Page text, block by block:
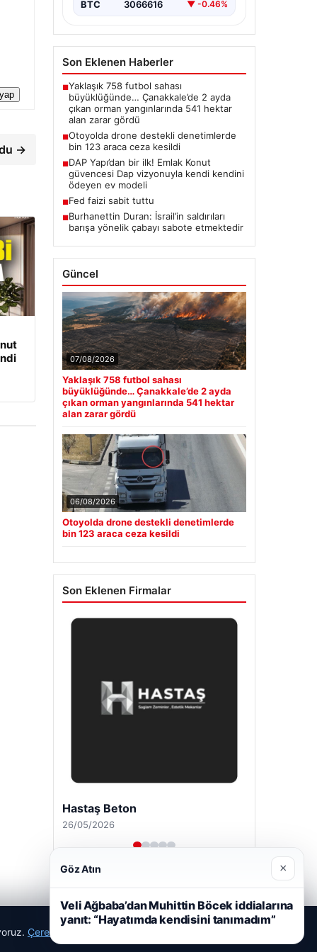
→
BTC 3066616 ▼ -0.46%
Son Eklenen Haberler
■Yaklaşık 758 futbol sahası
büyüklüğünde… Çanakkale’de 2 ayda
çıkan orman yangınlarında 541 hektar
alan zarar gördü
■Otoyolda drone destekli denetimlerde
bin 123 araca ceza kesildi
■DAP Yapı’dan bir ilk! Emlak Konut
güvencesi Dap vizyonuyla kendi kendini
ödeyen ev modeli
■Fed faizi sabit tuttu
■Burhanettin Duran: İsrail’in saldırıları
barışa yönelik çabayı sabote etmektedir
Güncel
07/08/2026
Yaklaşık 758 futbol sahası
büyüklüğünde… Çanakkale’de 2 ayda
çıkan orman yangınlarında 541 hektar
alan zarar gördü
06/08/2026
Otoyolda drone destekli denetimlerde
bin 123 araca ceza kesildi
Son Eklenen Firmalar
Hastaş Beton
26/05/2026
Çerez Politikamız
Göz Atın ×
Veli Ağbaba’dan Muhittin Böcek iddialarına
yanıt: “Hayatımda kendisini tanımadım”